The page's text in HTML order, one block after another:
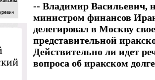
-- Владимир Васильевич,
министром финансов
делегировал в Москву
представительной
Действительно ли идет
вопроса об иракском